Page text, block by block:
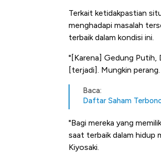
Terkait ketidakpastian
menghadapi masalah
terbaik dalam kondisi ini.
"[Karena] Gedung Putih,
[terjadi]. Mungkin
Baca:
Daftar Saham
"Bagi mereka yang
saat terbaik dalam hidup
Kiyosaki.